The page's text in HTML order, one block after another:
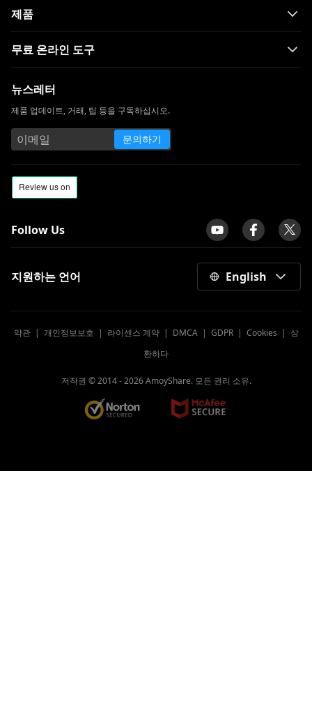
제품
무료 온라인 도구
뉴스레터
제품 업데이트, 거래, 팁 등을 구독하십시오.
문의하기
Follow Us
지원하는 언어 English
약관| 개인정보보호 | 라이센스 계약| DMCA| GDPR| Cookies | 상
환하다
저작권 © 2014 -2026AmoyShare. 모든 권리 소유.